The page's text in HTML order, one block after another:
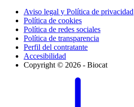
Aviso legal y Política de privacidad
Política de cookies
Política de redes sociales
Política de transparencia
Perfil del contratante
Accesibilidad
Copyright © 2026 - Biocat